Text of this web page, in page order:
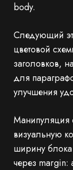
body.
Следующий
цветовой
заголовков,
для
улучшения
Манипуляция
визуальную
ширину
через margin: